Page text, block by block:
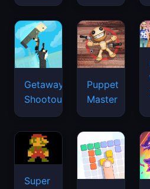
Getaway
Shootout
Puppet
Master
Super